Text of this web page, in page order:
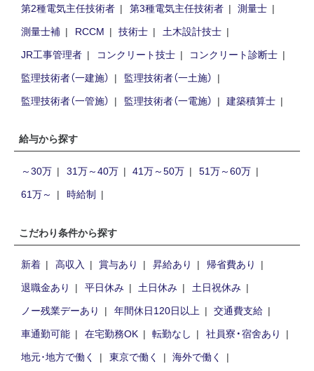
第2種電気主任技術者
第3種電気主任技術者
測量士
測量士補
RCCM 技術士
土木設計技士
JR工事管理者
コンクリート技士
コンクリート診断士
監理技術者（一建施）
監理技術者（一土施）
監理技術者（一管施）
監理技術者（一電施） 建築積算士
給与から探す
～30万 31万～40万 41万～50万
51万～60万
61万～
時給制
こだわり条件から探す
新着 高収入 賞与あり 昇給あり
帰省費あり
退職金あり
平日休み 土日休み
土日祝休み
ノー残業デーあり
年間休日120日以上
交通費支給
車通勤可能
在宅勤務OK 転勤なし
社員寮・宿舍あり
地元･地方で働く
東京で働く
海外で働く